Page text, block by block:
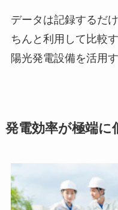
データは記録するだ
ちんと利用して比較
陽光発電設備を活用
発電効率が極端に